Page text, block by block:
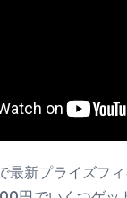
最新プライズフィ